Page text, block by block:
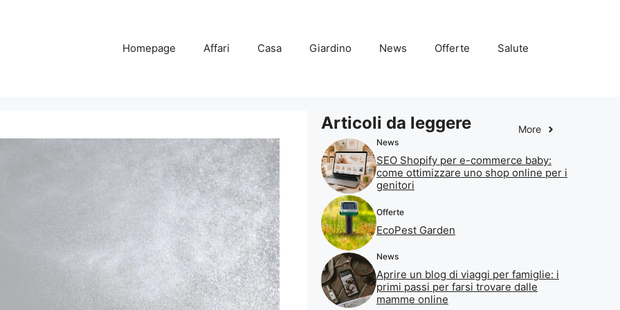
Homepage Affari Casa Giardino News Offerte Salute
Articoli da leggere More
News
SEO Shopify per e-commerce baby:
come ottimizzare uno shop online per i
genitori
Offerte
EcoPest Garden
News
Aprire un blog di viaggi per famiglie: i
primi passi per farsi trovare dalle
mamme online